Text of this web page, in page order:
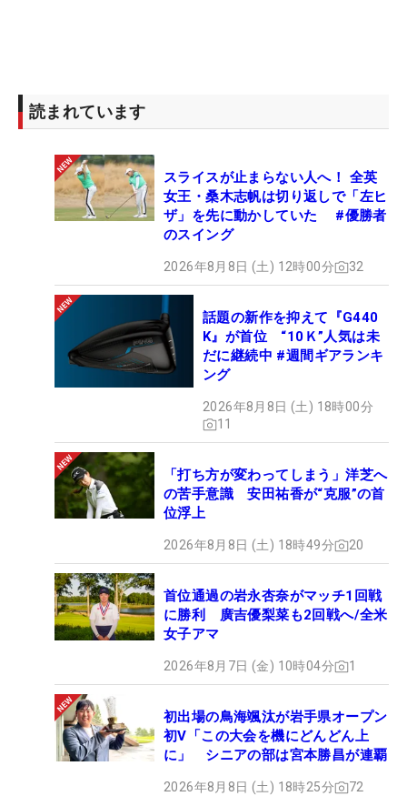
読まれています
スライスが止まらない人へ！ 全英
女王・桑木志帆は切り返しで「左ヒ
ザ」を先に動かしていた #優勝者
のスイング
2026年8月8日 (土) 12時00分 32
話題の新作を抑えて『G440
K』が首位 “10Ｋ”人気は未
だに継続中 #週間ギアランキ
ング
2026年8月8日 (土) 18時00分
11
「打ち方が変わってしまう」洋芝へ
の苦手意識 安田祐香が“克服”の首
位浮上
2026年8月8日 (土) 18時49分 20
首位通過の岩永杏奈がマッチ1回戦
に勝利 廣吉優梨菜も2回戦へ/全米
女子アマ
2026年8月7日 (金) 10時04分 1
初出場の鳥海颯汰が岩手県オープン
初V「この大会を機にどんどん上
に」 シニアの部は宮本勝昌が連覇
2026年8月8日 (土) 18時25分 72